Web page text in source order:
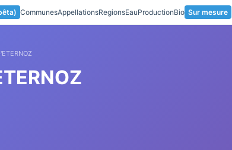
CommunesAppellationsRegionsEauProductionBio Sur mesure